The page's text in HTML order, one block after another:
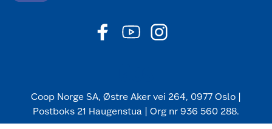
Coop Norge SA, Østre Aker vei 264, 0977 Oslo |
Postboks 21 Haugenstua | Org nr 936 560 288.